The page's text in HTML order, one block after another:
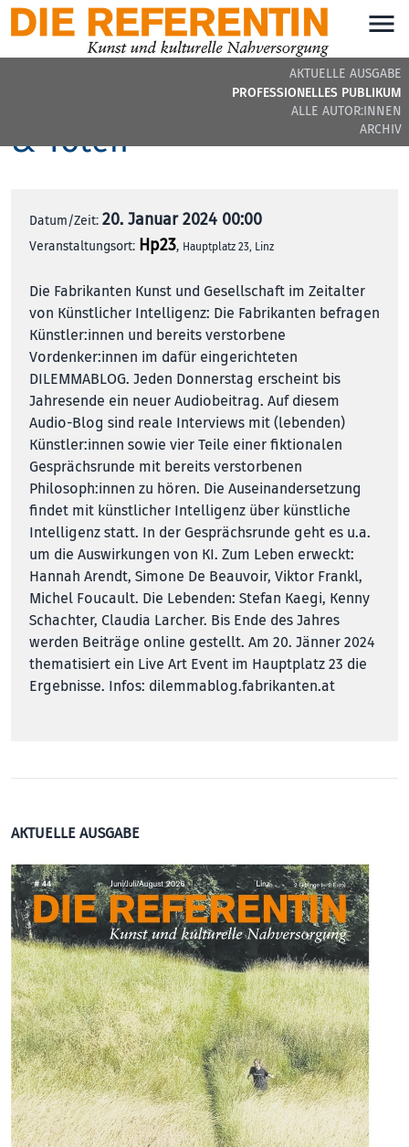
AKTUELLE AUSGABE
PROFESSIONELLES PUBLIKUM
ALLE AUTOR:INNEN
ARCHIV
Interviews mit Lebenden
& Toten
Datum/Zeit: 20. Januar 2024 00:00
Veranstaltungsort: Hp23, Hauptplatz 23, Linz
Die Fabrikanten Kunst und Gesellschaft im Zeitalter
von Künstlicher Intelligenz: Die Fabrikanten befragen
Künstler:innen und bereits verstorbene
Vordenker:innen im dafür eingerichteten
DILEMMABLOG. Jeden Donnerstag erscheint bis
Jahresende ein neuer Audiobeitrag. Auf diesem
Audio-Blog sind reale Interviews mit (lebenden)
Künstler:innen sowie vier Teile einer fiktionalen
Gesprächsrunde mit bereits verstorbenen
Philosoph:innen zu hören. Die Auseinandersetzung
findet mit künstlicher Intelligenz über künstliche
Intelligenz statt. In der Gesprächsrunde geht es u.a.
um die Auswirkungen von KI. Zum Leben erweckt:
Hannah Arendt, Simone De Beauvoir, Viktor Frankl,
Michel Foucault. Die Lebenden: Stefan Kaegi, Kenny
Schachter, Claudia Larcher. Bis Ende des Jahres
werden Beiträge online gestellt. Am 20. Jänner 2024
thematisiert ein Live Art Event im Hauptplatz 23 die
Ergebnisse. Infos: dilemmablog.fabrikanten.at
AKTUELLE AUSGABE